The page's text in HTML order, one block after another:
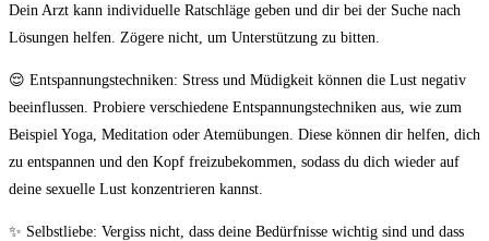
Dein Arzt‌ kann individuelle Ratschläge geben und‌ dir bei der Suche ⁣nach
Lösungen helfen. Zögere ‌nicht, ​um Unterstützung zu bitten.
😌 Entspannungstechniken: ⁣Stress und Müdigkeit ⁤können ⁢die Lust negativ
beeinflussen. Probiere verschiedene Entspannungstechniken ⁤aus,⁣ wie zum
Beispiel ⁢Yoga, Meditation oder Atemübungen. ⁤Diese ‌können ​dir helfen,​ dich
zu entspannen und ​den Kopf freizubekommen, sodass du⁣ dich wieder ‍auf
deine sexuelle‌ Lust konzentrieren kannst.
✨ Selbstliebe: Vergiss nicht, dass deine Bedürfnisse wichtig sind und dass